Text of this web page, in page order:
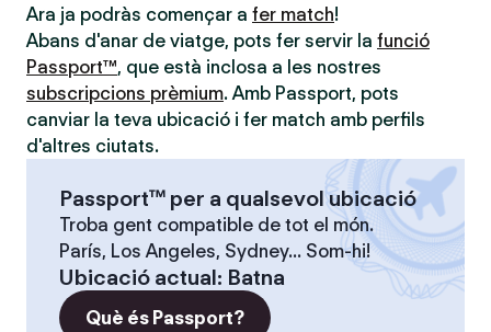
Ara ja podràs començar a fer match!
Abans d'anar de viatge, pots fer servir la funció
Passport™, que està inclosa a les nostres
subscripcions prèmium. Amb Passport, pots
canviar la teva ubicació i fer match amb perfils
d'altres ciutats.
Passport™ per a qualsevol ubicació
Troba gent compatible de tot el món.
París, Los Angeles, Sydney... Som-hi!
Ubicació actual: Batna
Què és Passport?